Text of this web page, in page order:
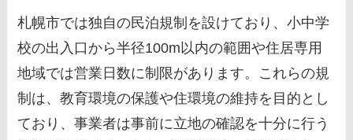
札幌市では独自の民泊規制を設けており、小中学
校の出入口から半径100m以内の範囲や住居専用
地域では営業日数に制限があります。これらの規
制は、教育環境の保護や住環境の維持を目的とし
ており、事業者は事前に立地の確認を十分に行う